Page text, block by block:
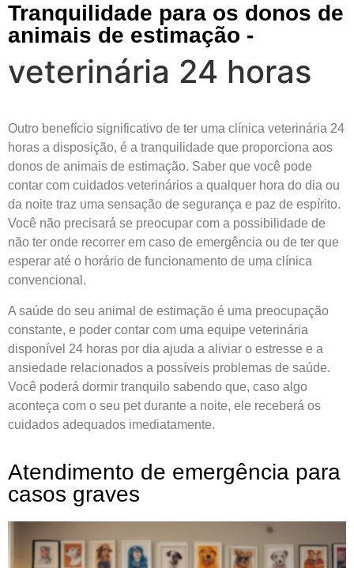
Tranquilidade para os donos de
animais de estimação -
veterinária 24 horas
Outro benefício significativo de ter uma clínica veterinária 24
horas a disposição, é a tranquilidade que proporciona aos
donos de animais de estimação. Saber que você pode
contar com cuidados veterinários a qualquer hora do dia ou
da noite traz uma sensação de segurança e paz de espírito.
Você não precisará se preocupar com a possibilidade de
não ter onde recorrer em caso de emergência ou de ter que
esperar até o horário de funcionamento de uma clínica
convencional.
A saúde do seu animal de estimação é uma preocupação
constante, e poder contar com uma equipe veterinária
disponível 24 horas por dia ajuda a aliviar o estresse e a
ansiedade relacionados a possíveis problemas de saúde.
Você poderá dormir tranquilo sabendo que, caso algo
aconteça com o seu pet durante a noite, ele receberá os
cuidados adequados imediatamente.
Atendimento de emergência para
casos graves